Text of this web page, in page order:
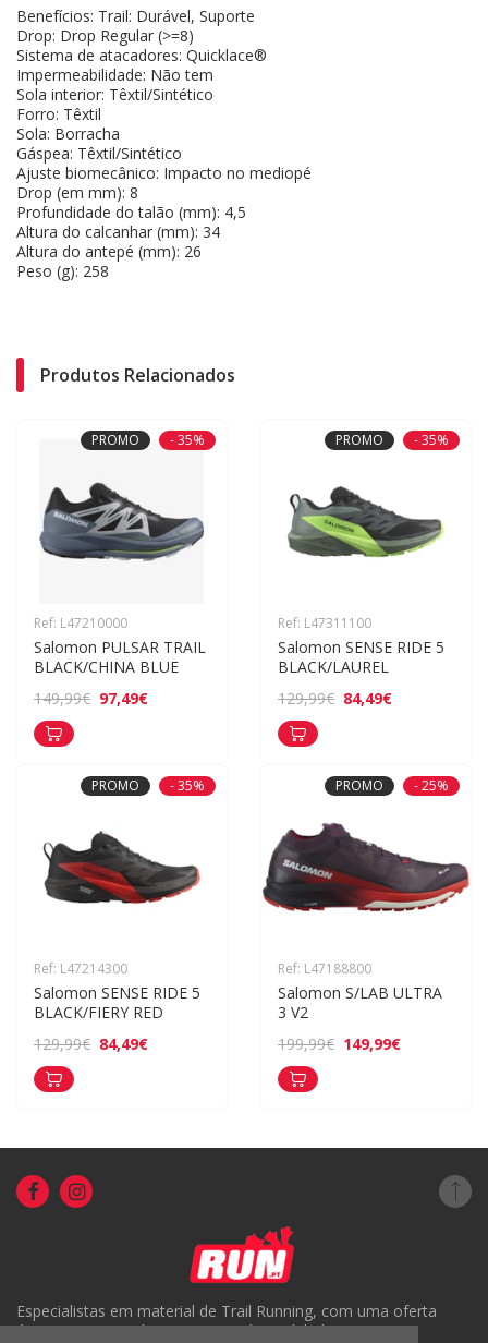
Benefícios: Trail: Durável, Suporte
Drop: Drop Regular (>=8)
Sistema de atacadores: Quicklace®
Impermeabilidade: Não tem
Sola interior: Têxtil/Sintético
Forro: Têxtil
Sola: Borracha
Gáspea: Têxtil/Sintético
Ajuste biomecânico: Impacto no mediopé
Drop (em mm): 8
Profundidade do talão (mm): 4,5
Altura do calcanhar (mm): 34
Altura do antepé (mm): 26
Peso (g): 258
Produtos Relacionados
PROMO - 35%
Ref: L47210000
Salomon PULSAR TRAIL
BLACK/CHINA BLUE
149,99€ 97,49€
PROMO - 35%
Ref: L47311100
Salomon SENSE RIDE 5
BLACK/LAUREL
129,99€ 84,49€
PROMO - 35%
Ref: L47214300
Salomon SENSE RIDE 5
BLACK/FIERY RED
129,99€ 84,49€
PROMO - 25%
Ref: L47188800
Salomon S/LAB ULTRA
3 V2
199,99€ 149,99€
Especialistas em material de Trail Running, com uma oferta
única em Portugal e um serviço de qualidade.